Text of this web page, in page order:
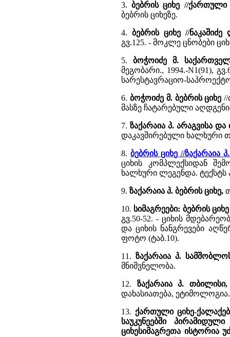
3.ბებრის ციხე //
ბებრის ციხეზე.
4. ბებრის ციხე //
გვ.125. - მოკლე ცნობები
5.ბოჭოიძე მ.
მეგობარი., 1994.-N1(91),
სარესტავრაციო-
6. ბოჭოიძე მ. ბებრის ციხე //
მასზე ჩატარებული
7. ზაქარაია პ. არაგვისა
დაკავშირებული ხალხური
8. ბებრის ციხე //ზაქარაია
ციხის კომპლექსიდან
ხალხური ლეგენდა.
9. ზაქარაია პ. ბებრის ციხე,
10. სიმაგრეები: ბებრის
გვ.50-52. - ციხის
და ციხის ნანგრევები
ფოტო (ტაბ.10).
11.ზაქარაია პ.
მნიშვნელობა.
12. ზაქარაია პ.
დახასიათება, ეტიმოლოგია.
13. ქართული ციხე-
საუკუნეებში
ციხესიმაგრეთა